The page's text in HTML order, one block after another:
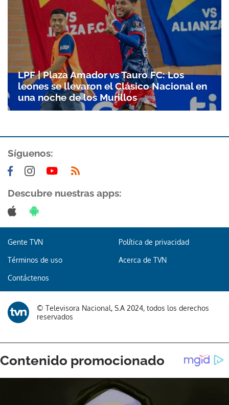
Gracias por suscribirte a nuestro boletín.
LPF | Plaza Amador vs Tauro FC: Los
leones se llevaron el Clásico Nacional en
una noche de los Murillos
Síguenos:
Descubre nuestras apps:
Gente TVN Política de privacidad
Términos de uso Acerca de TVN
Contáctenos
© Televisora Nacional, S.A 2024, todos los derechos
reservados